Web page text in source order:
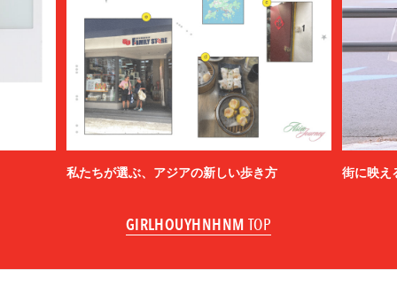
私たちが選ぶ、アジアの新しい歩き方 街に映え
GIRLHOUYHNHNM TOP